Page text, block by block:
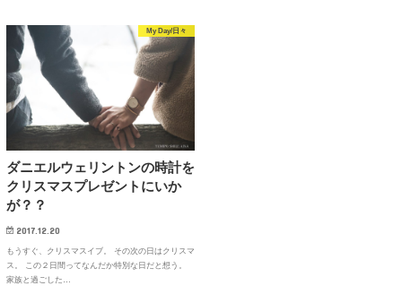
My Day/日々
ダニエルウェリントンの時計を
クリスマスプレゼントにいか
が？？
2017.12.20
もうすぐ、クリスマスイブ。 その次の日はクリスマ
ス。 この２日間ってなんだか特別な日だと想う。
家族と過ごした…